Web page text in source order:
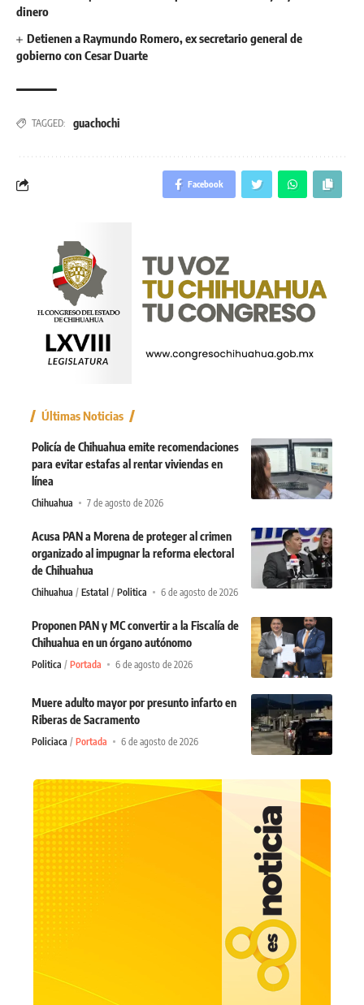
dinero
Detienen a Raymundo Romero, ex secretario general de
gobierno con Cesar Duarte
TAGGED: guachochi
Facebook
Últimas Noticias
Policía de Chihuahua emite recomendaciones
para evitar estafas al rentar viviendas en
línea
Chihuahua 7 de agosto de 2026
Acusa PAN a Morena de proteger al crimen
organizado al impugnar la reforma electoral
de Chihuahua
Chihuahua Estatal Politica 6 de agosto de 2026
Proponen PAN y MC convertir a la Fiscalía de
Chihuahua en un órgano autónomo
Politica Portada 6 de agosto de 2026
Muere adulto mayor por presunto infarto en
Riberas de Sacramento
Policiaca Portada 6 de agosto de 2026